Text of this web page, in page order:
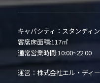
キャパシティ：スタンディ
客席床面積:117㎡
通常営業時間:10:00~22:00
運営：株式会社エル・ディ